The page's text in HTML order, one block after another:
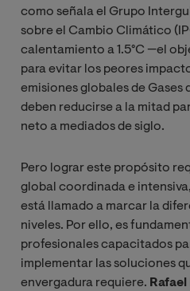
como señala el Grupo
sobre el Cambio Climático
calentamiento a 1.5°C —el
para evitar los peores
emisiones globales de Gases
deben reducirse a la mitad
neto a mediados de siglo.
Pero lograr este propósito
global coordinada e
está llamado a marcar la
niveles. Por ello, es
profesionales capacitados
implementar las soluciones
envergadura requiere.